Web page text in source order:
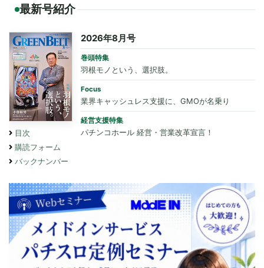
最新号紹介
目次
購読フォーム
バックナンバー
2026年8月号
巻頭特集
羽根モノという、選択肢。
Focus
業界キャッシュレス支援に、GMOが名乗り
経営支援特集
パチンコホール 経営・営業改革宣言！